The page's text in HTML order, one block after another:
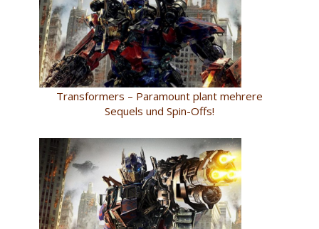
Transformers – Paramount plant mehrere
Sequels und Spin-Offs!